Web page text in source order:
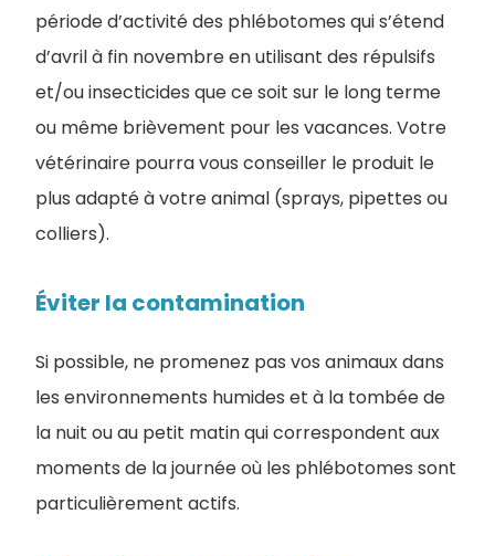
période d’activité des phlébotomes qui s’étend
d’avril à fin novembre en utilisant des répulsifs
et/ou insecticides que ce soit sur le long terme
ou même brièvement pour les vacances. Votre
vétérinaire pourra vous conseiller le produit le
plus adapté à votre animal (sprays, pipettes ou
colliers).
Éviter la contamination
Si possible, ne promenez pas vos animaux dans
les environnements humides et à la tombée de
la nuit ou au petit matin qui correspondent aux
moments de la journée où les phlébotomes sont
particulièrement actifs.